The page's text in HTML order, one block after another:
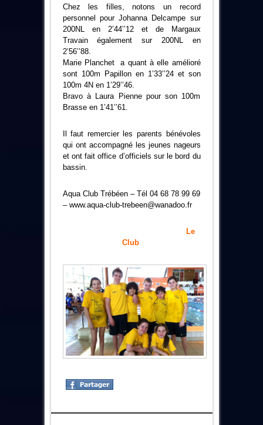
Chez les filles, notons un record
personnel pour Johanna Delcampe sur
200NL en 2’44’’12 et de Margaux
Travain également sur 200NL en
2’56’’88.
Marie Planchet a quant à elle amélioré
sont 100m Papillon en 1’33’’24 et son
100m 4N en 1’29’’46.
Bravo à Laura Pienne pour son 100m
Brasse en 1’41’’61.
Il faut remercier les parents bénévoles
qui ont accompagné les jeunes nageurs
et ont fait office d’officiels sur le bord du
bassin.
Aqua Club Trébéen – Tél 04 68 78 99 69
– www.aqua-club-trebeen@wanadoo.fr
Le
Club